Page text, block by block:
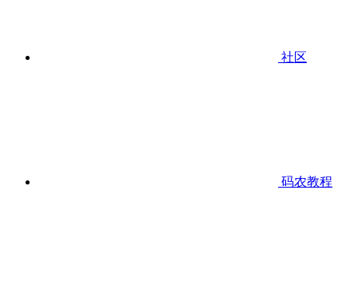
社区
码农教程